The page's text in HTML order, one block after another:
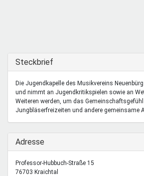
Mentoren & Projekte
Schule & Beruf
Ausblenden
Steckbrief
Die Jugendkapelle des Musikvereins
und nimmt an Jugendkritikspielen sowie an
Weiteren werden, um das Gemeinschaftsgefühl
Jungbläserfreizeiten und andere gemeinsame
Ausblenden
Adresse
Professor-Hubbuch-Straße 15
76703 Kraichtal